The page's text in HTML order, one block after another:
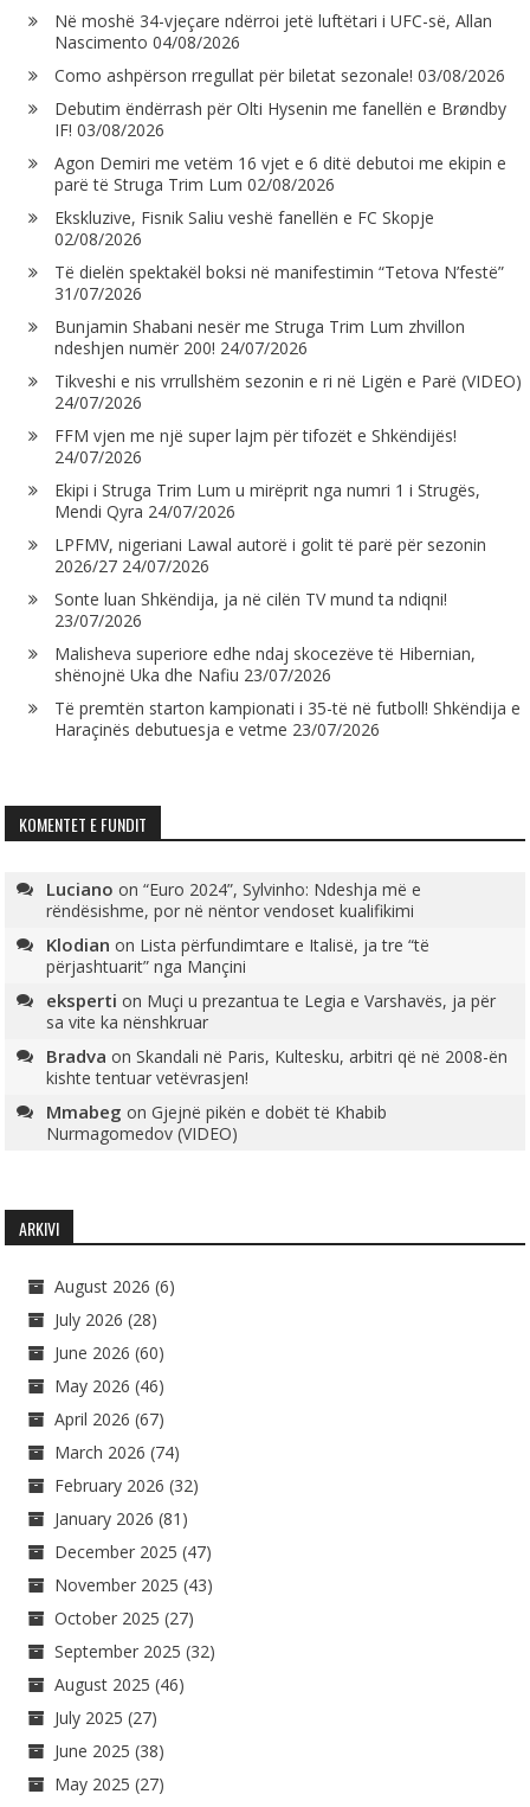
Në moshë 34-vjeçare ndërroi jetë luftëtari i UFC-së, Allan
Nascimento 04/08/2026
Como ashpërson rregullat për biletat sezonale! 03/08/2026
Debutim ëndërrash për Olti Hysenin me fanellën e Brøndby
IF! 03/08/2026
Agon Demiri me vetëm 16 vjet e 6 ditë debutoi me ekipin e
parë të Struga Trim Lum 02/08/2026
Ekskluzive, Fisnik Saliu veshë fanellën e FC Skopje
02/08/2026
Të dielën spektakël boksi në manifestimin “Tetova N’festë”
31/07/2026
Bunjamin Shabani nesër me Struga Trim Lum zhvillon
ndeshjen numër 200! 24/07/2026
Tikveshi e nis vrrullshëm sezonin e ri në Ligën e Parë (VIDEO)
24/07/2026
FFM vjen me një super lajm për tifozët e Shkëndijës!
24/07/2026
Ekipi i Struga Trim Lum u mirëprit nga numri 1 i Strugës,
Mendi Qyra 24/07/2026
LPFMV, nigeriani Lawal autorë i golit të parë për sezonin
2026/27 24/07/2026
Sonte luan Shkëndija, ja në cilën TV mund ta ndiqni!
23/07/2026
Malisheva superiore edhe ndaj skocezëve të Hibernian,
shënojnë Uka dhe Nafiu 23/07/2026
Të premtën starton kampionati i 35-të në futboll! Shkëndija e
Haraçinës debutuesja e vetme 23/07/2026
KOMENTET E FUNDIT
Luciano on“Euro 2024”, Sylvinho: Ndeshja më e
rëndësishme, por në nëntor vendoset kualifikimi
Klodian on Lista përfundimtare e Italisë, ja tre “të
përjashtuarit” nga Mançini
eksperti on Muçi u prezantua te Legia e Varshavës, ja për
sa vite ka nënshkruar
Bradva onSkandali në Paris, Kultesku, arbitri që në 2008-ën
kishte tentuar vetëvrasjen!
Mmabeg onGjejnë pikën e dobët të Khabib
Nurmagomedov (VIDEO)
ARKIVI
August 2026 (6)
July 2026 (28)
June 2026 (60)
May 2026 (46)
April 2026 (67)
March 2026 (74)
February 2026 (32)
January 2026 (81)
December 2025 (47)
November 2025 (43)
October 2025 (27)
September 2025 (32)
August 2025 (46)
July 2025 (27)
June 2025 (38)
May 2025 (27)